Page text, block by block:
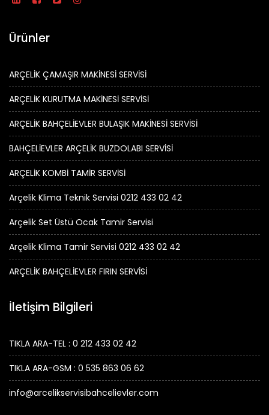
Ürünler
ARÇELİK ÇAMAŞIR MAKİNESİ SERVİSİ
ARÇELİK KURUTMA MAKİNESİ SERVİSİ
ARÇELİK BAHÇELİEVLER BULAŞIK MAKİNESİ SERVİSİ
BAHÇELİEVLER ARÇELİK BUZDOLABI SERVİSİ
ARÇELİK KOMBİ TAMİR SERVİSİ
Arçelik Klima Teknik Servisi 0212 433 02 42
Arçelik Set Üstü Ocak Tamir Servisi
Arçelik Klima Tamir Servisi 0212 433 02 42
ARÇELİK BAHÇELİEVLER FIRIN SERVİSİ
İletişim Bilgileri
TIKLA ARA-TEL : 0 212 433 02 42
TIKLA ARA-GSM : 0 535 863 06 62
info@arcelikservisibahcelievler.com